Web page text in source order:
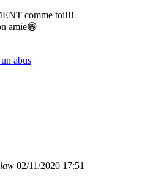
comme toi!!!
amie😁
abus
02/11/2020 17:51